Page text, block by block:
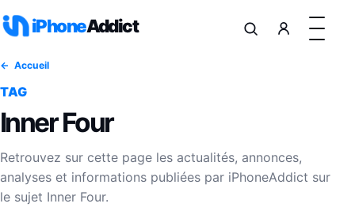
iPhoneAddict
Accueil
TAG
Inner Four
Retrouvez sur cette page les actualités, annonces,
analyses et informations publiées par iPhoneAddict sur
le sujet Inner Four.